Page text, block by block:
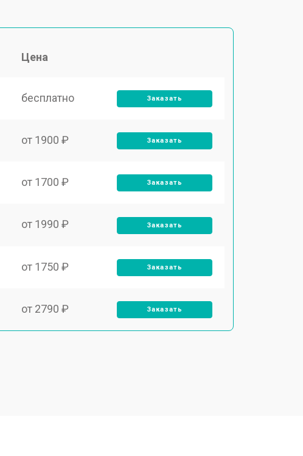
Цена
бесплатно Заказать
от 1900 ₽ Заказать
от 1700 ₽ Заказать
от 1990 ₽ Заказать
от 1750 ₽ Заказать
от 2790 ₽ Заказать